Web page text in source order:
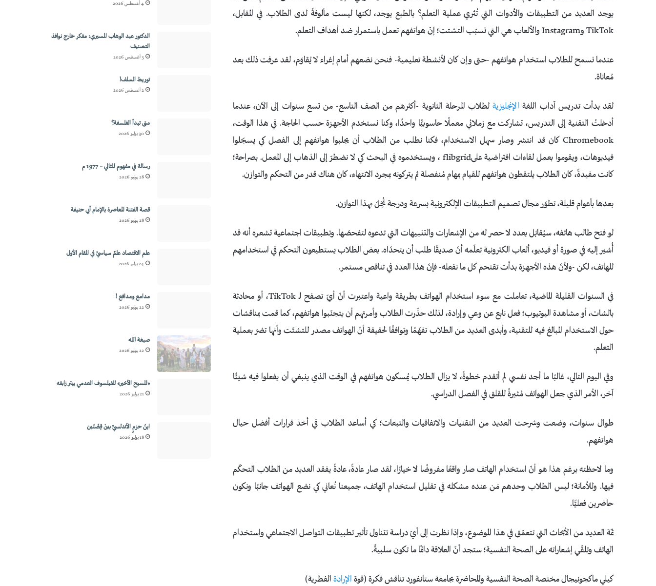
يوجد العديد من التطبيقات والأدوات التي تُثري عملية التعلم؟ بالطبع يوجد، لكنها ليست مألوفةً لدى الطلاب. في المقابل،
TikTok وInstagram والألعاب هي التي تسبّب التشتت؛ إنّ هواتفهم تعمل باستمرار ضد أهداف التعلم.
عندما نسمح للطلاب استخدام هواتفهم -حتى وإن كان لأنشطة تعليمية- فنحن نضعهم أمام إغراء لا يُقاوَم، لقد عرفت ذلك بعد
مُعاناة.
لقد بدأت تدريس آداب اللغة الإنجليزيةلطلاب المرحلة الثانوية -أكثرهم من الصف التاسع- من تسع سنوات إلى الآن، عندما
أدخلتُ التقنية إلى التدريس، تشاركت مع زملائي معملًا حاسوبيًّا واحدًا، وكنا نستخدم الأجهزة حسب الحاجة. في هذا الوقت،
Chromebook كان قد انتشر وصار سهل الاستخدام، فكنا نطلب من الطلاب أن يجلبوا هواتفهم إلى الفصل كي يسجّلوا
فيديوهات، ويقوموا بعمل لقاءات افتراضية علىflibgrid ، ويستخدموه في البحث كي لا نضطرّ إلى الذهاب إلى المعمل. بصراحة؛
كانت مفيدةً، كان الطلاب يلتقطون هواتفهم للقيام بمهام مُنفصلة ثم يتركونه بمجرد الانتهاء، كان هناك قدر من التحكم والتوازن.
بعدها بأعوام قليلة، تطوّر مجال تصميم التطبيقات الإلكترونية بسرعة ودرجة تُخِلّ بهذا التوازن.
لو فتح طالب هاتفه، سيُقابَل بعدد لا حصر له من الإشعارات والتنبيهات التي تدعوه لتفحصّها. وتطبيقات اجتماعية تشعره أنه قد
أُشير إليه في صورة أو فيديو، ألعاب الكترونية تعلّمه أنّ صديقًا طلب أن يتحدّاه. بعض الطلاب يستطيعون التحكم في استخدامهم
للهاتف، لكن -ولأنّ هذه الأجهزة بدأت تقتحم كل ما نفعله- فإنّ هذا العدد في تناقص مستمر.
في السنوات القليلة الماضية، تعاملت مع سوء استخدام الهواتف بطريقة واعية واعتبرت أنّ أيّ تصفح لـ TikTok، أو محادثة
بالشات، أو مشاهدة اليوتيوب؛ فعل نابع عن وعي وإرادة، لذلك حذّرت الطلاب وأمرتهم أن يتجنّبوا هواتفهم، كما قمت بمناقشات
حول الاستخدام المبالغ فيه للتقنية، وأبدى العديد من الطلاب تفهّمًا وتوافقًا لحقيقة أنّ الهواتف مصدر للتشتّت وأنها تضرّ بعملية
التعلم.
وفي اليوم التالي، غالبًا ما أجد نفسي لم أتقدم خطوةً، لا يزال الطلاب يُمسكون هواتفهم في الوقت الذي ينبغي أن يفعلوا فيه شيئًا
آخر، الأمر الذي جعل الهواتف مُثيرةً للقلق في الفصل الدراسي.
طوال سنوات، وضعت وشرحت العديد من التقنيات والاتفاقيات والتبعات؛ كي أساعد الطلاب في أخذ قرارات أفضل حيال
هواتفهم.
وما لاحظته برغم هذا هو أنّ استخدام الهاتف صار واقعًا مفروضًا لا خيارًا، لقد صار عادةً، عادةً يفقد العديد من الطلاب التحكّم
فيها. وللأمانة؛ ليس الطلاب وحدهم مَن عنده مشكله في تقليل استخدام الهاتف، جميعنا نُعاني كي نضع الهواتف جانبًا ونكون
حاضرين فعليًّا.
ثمّة العديد من الأبحاث التي تتعمّق في هذا الموضوع، وإذا نظرت إلى أيّ دراسة تتناول تأثير تطبيقات التواصل الاجتماعي واستخدام
الهاتف وتلقّي إشعاراته على الصحة النفسية؛ ستجد أنّ العلاقة دائمًا ما تكون سلبيةً.
كيلي ماكجونيجال مختصة الصحة النفسية والمحاضرة بجامعة ستانفورد تناقش فكرة (قوة الإرادة الفطرية)
4 أغسطس 2026
الدكتور عبد الوهاب المسيري: مفكر خارج نوافذ
التصنيف
3 أغسطس 2026
توريط السلف!
2 أغسطس 2026
متى تبدأ الفلسفة؟
30 يوليو 2026
رسالة في مفهوم المثالي – 1977 م
28 يوليو 2026
قصة الفتنة المعاصرة بالإمام أبي حنيفة
28 يوليو 2026
علم الاقتصاد علمٌ سياسيٌ في المقام الأول
24 يوليو 2026
مدامع ومدافع !
22 يوليو 2026
صبغة الله
22 يوليو 2026
«المسيح الأخير» للفيلسوف العدمي بيتر زابفه
21 يوليو 2026
ابنُ حزمٍ الأندلسيِّ بينَ قِصَّتَين
18 يوليو 2026